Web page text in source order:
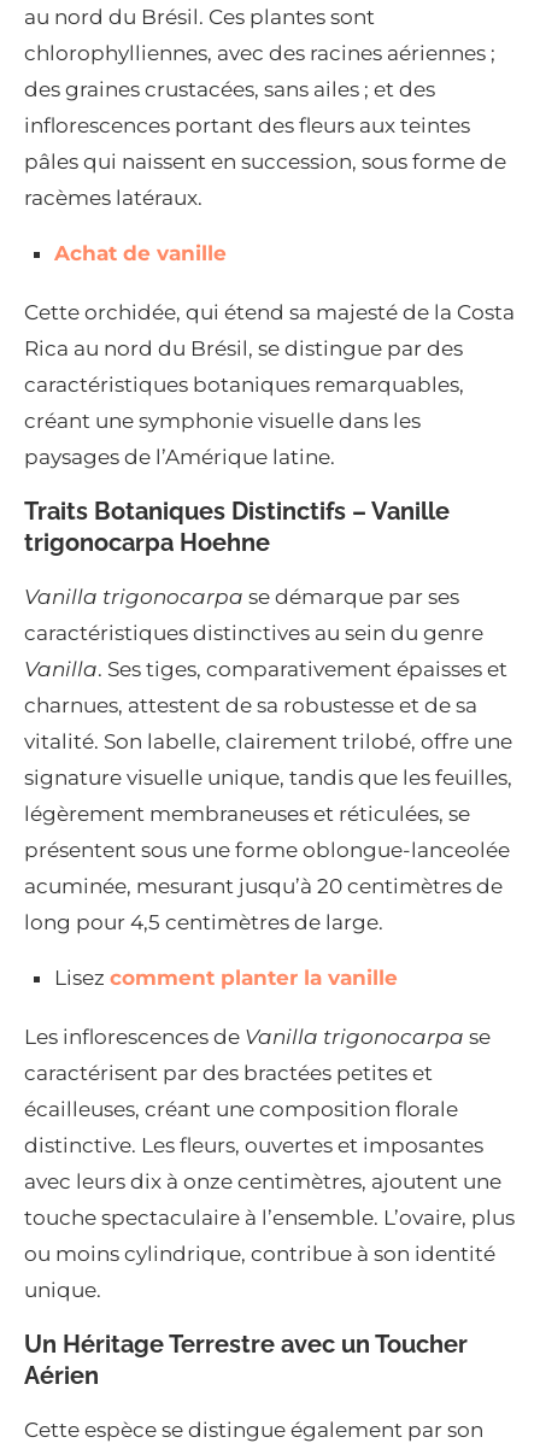
au nord du Brésil. Ces plantes sont
chlorophylliennes, avec des racines aériennes ;
des graines crustacées, sans ailes ; et des
inflorescences portant des fleurs aux teintes
pâles qui naissent en succession, sous forme de
racèmes latéraux.
Achat de vanille
Cette orchidée, qui étend sa majesté de la Costa
Rica au nord du Brésil, se distingue par des
caractéristiques botaniques remarquables,
créant une symphonie visuelle dans les
paysages de l’Amérique latine.
Traits Botaniques Distinctifs – Vanille
trigonocarpa Hoehne
Vanilla trigonocarpa se démarque par ses
caractéristiques distinctives au sein du genre
Vanilla. Ses tiges, comparativement épaisses et
charnues, attestent de sa robustesse et de sa
vitalité. Son labelle, clairement trilobé, offre une
signature visuelle unique, tandis que les feuilles,
légèrement membraneuses et réticulées, se
présentent sous une forme oblongue-lanceolée
acuminée, mesurant jusqu’à 20 centimètres de
long pour 4,5 centimètres de large.
Lisez comment planter la vanille
Les inflorescences de Vanilla trigonocarpa se
caractérisent par des bractées petites et
écailleuses, créant une composition florale
distinctive. Les fleurs, ouvertes et imposantes
avec leurs dix à onze centimètres, ajoutent une
touche spectaculaire à l’ensemble. L’ovaire, plus
ou moins cylindrique, contribue à son identité
unique.
Un Héritage Terrestre avec un Toucher
Aérien
Cette espèce se distingue également par son